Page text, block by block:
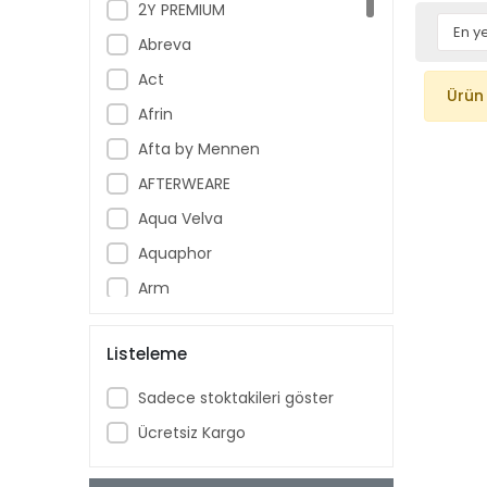
2Y PREMIUM
Abreva
Act
Afrin
Afta by Mennen
AFTERWEARE
Aqua Velva
Aquaphor
Arm
Aspercreme
Aussie
Aveeno Baby
Listeleme
Sadece stoktakileri göster
Ücretsiz Kargo